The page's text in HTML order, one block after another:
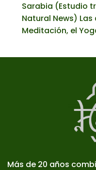
Sarabia (Estudio
Natural News)
Meditación, el
Más de 20 años